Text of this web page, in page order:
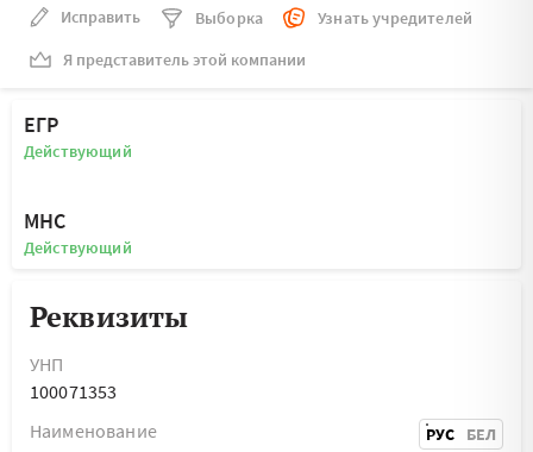
Франция
Финляндия
Швеция
Мальта
Исправить Выборка
Узнать учредителей
Я представитель этой компании
ЕГР
Действующий
МНС
Действующий
Реквизиты
УНП
100071353
Наименование
РУС БЕЛ